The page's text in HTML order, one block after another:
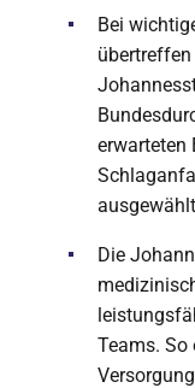
Bei
übertreffen
erwarteten
Die
Teams. So